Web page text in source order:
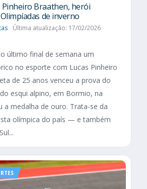
Pinheiro Braathen, herói
de inverno
Última atualização: 17/02/2026
último final de semana um
no esporte com Lucas Pinheiro
de 25 anos venceu a prova do
esqui alpino, em Bormio, na
a medalha de ouro. Trata-se da
olímpica do país — e também